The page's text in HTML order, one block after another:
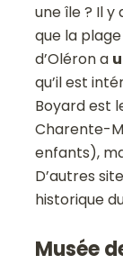
une île ? Il y
que la
d’Oléron a
qu’il est
Boyard est
Charente-
enfants),
D’autres
historique
Musée